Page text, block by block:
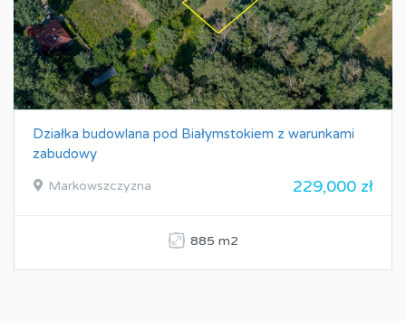
Działka budowlana pod Białymstokiem z warunkami
zabudowy
Markowszczyzna 229,000 zł
885 m2